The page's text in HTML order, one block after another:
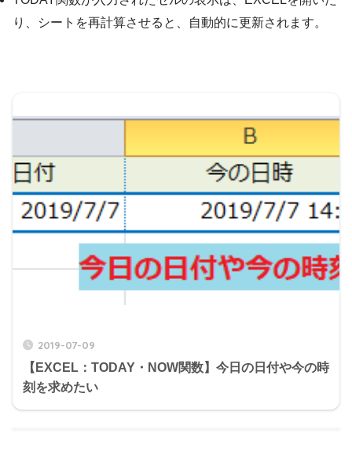
り、シートを再計算させると、自動的に更新されます。
2019-07-09
【EXCEL：TODAY・NOW関数】今日の日付や今の時
刻を求めたい